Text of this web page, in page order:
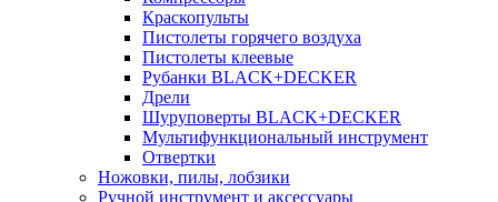
Краскопульты
Пистолеты горячего воздуха
Пистолеты клеевые
Рубанки BLACK+DECKER
Дрели
Шуруповерты BLACK+DECKER
Мультифункциональный инструмент
Отвертки
Ножовки, пилы, лобзики
Ручной инструмент и аксессуары